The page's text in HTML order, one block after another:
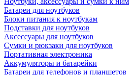
Батареи для ноутбуков
Блоки питания к ноутбукам
Подставки для ноутбуков
Аксессуары для ноутбуков
Сумки и рюкзаки для ноутбуков
Портативная электроника
Аккумуляторы и батарейки
Батареи для телефонов и планшетов